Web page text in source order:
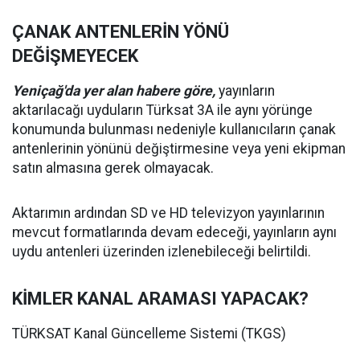
ÇANAK ANTENLERİN YÖNÜ
DEĞİŞMEYECEK
Yeniçağ'da yer alan habere göre, yayınların
aktarılacağı uyduların Türksat 3A ile aynı yörünge
konumunda bulunması nedeniyle kullanıcıların çanak
antenlerinin yönünü değiştirmesine veya yeni ekipman
satın almasına gerek olmayacak.
Aktarımın ardından SD ve HD televizyon yayınlarının
mevcut formatlarında devam edeceği, yayınların aynı
uydu antenleri üzerinden izlenebileceği belirtildi.
KİMLER KANAL ARAMASI YAPACAK?
TÜRKSAT Kanal Güncelleme Sistemi (TKGS)